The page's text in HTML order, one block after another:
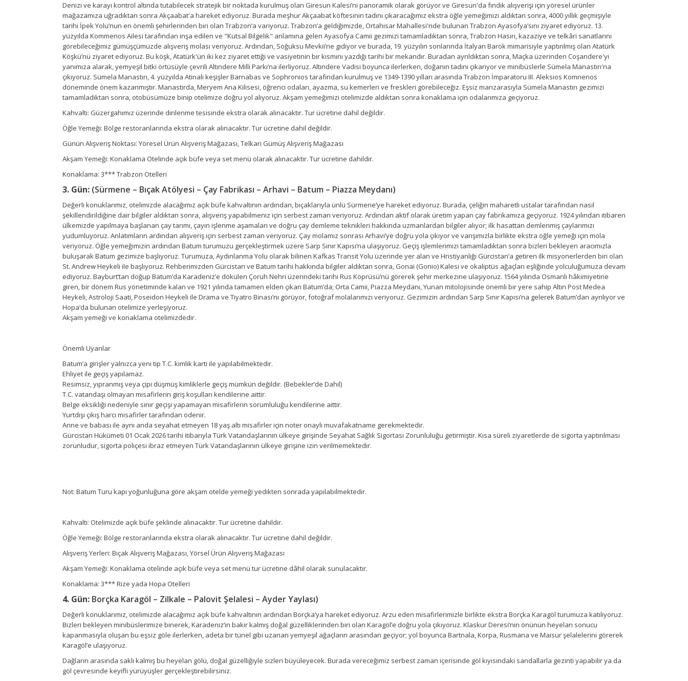
Denizi ve karayı kontrol altında tutabilecek stratejik bir noktada kurulmuş olan Giresun Kalesi’ni panoramik olarak görüyor ve Giresun'da fındık alışverişi için yöresel ürünler
mağazamıza uğradıktan sonra Akçaabat'a hareket ediyoruz. Burada meşhur Akçaabat köftesinin tadını çıkaracağımız ekstra öğle yemeğimizi aldıktan sonra, 4000 yıllık geçmişiyle
tarihi İpek Yolu’nun en önemli şehirlerinden biri olan Trabzon’a varıyoruz. Trabzon’a geldiğimizde, Ortahisar Mahallesi'nde bulunan Trabzon Ayasofya’sını ziyaret ediyoruz. 13.
yüzyılda Kommenos Ailesi tarafından inşa edilen ve "Kutsal Bilgelik" anlamına gelen Ayasofya Camii gezimizi tamamladıktan sonra, Trabzon Hasırı, kazaziye ve telkâri sanatlarını
görebileceğimiz gümüşçümüzde alışveriş molası veriyoruz. Ardından, Soğuksu Mevkii’ne gidiyor ve burada, 19. yüzyılın sonlarında İtalyan Barok mimarisiyle yaptırılmış olan Atatürk
Köşkü’nü ziyaret ediyoruz. Bu köşk, Atatürk'ün iki kez ziyaret ettiği ve vasiyetinin bir kısmını yazdığı tarihi bir mekandır. Buradan ayrıldıktan sonra, Maçka üzerinden Coşandere'yi
yanımıza alarak, yemyeşil bitki örtüsüyle çevrili Altındere Milli Parkı’na ilerliyoruz. Altındere Vadisi boyunca ilerlerken, doğanın tadını çıkarıyor ve minibüslerle Sümela Manastırı'na
çıkıyoruz. Sümela Manastırı, 4. yüzyılda Atinalı keşişler Barnabas ve Sophronios tarafından kurulmuş ve 1349-1390 yılları arasında Trabzon İmparatoru III. Aleksios Komnenos
döneminde önem kazanmıştır. Manastırda, Meryem Ana Kilisesi, öğrenci odaları, ayazma, su kemerleri ve freskleri görebileceğiz. Eşsiz manzarasıyla Sümela Manastırı gezimizi
tamamladıktan sonra, otobüsümüze binip otelimize doğru yol alıyoruz. Akşam yemeğimizi otelimizde aldıktan sonra konaklama için odalarımıza geçiyoruz.
Kahvaltı: Güzergahımız üzerinde dinlenme tesisinde ekstra olarak alınacaktır. Tur ücretine dahil değildir.
Öğle Yemeği: Bölge restoranlarında ekstra olarak alınacaktır. Tur ücretine dahil değildir.
Günün Alışveriş Noktası: Yöresel Ürün Alışveriş Mağazası, Telkari Gümüş Alışveriş Mağazası
Akşam Yemeği: Konaklama Otelinde açık büfe veya set menü olarak alınacaktır. Tur ücretine dahildir.
Konaklama: 3*** Trabzon Otelleri
3. Gün: (Sürmene – Bıçak Atölyesi – Çay Fabrikası – Arhavi – Batum – Piazza Meydanı)
Değerli konuklarımız, otelimizde alacağımız açık büfe kahvaltının ardından, bıçaklarıyla ünlü Sürmene’ye hareket ediyoruz. Burada, çeliğin maharetli ustalar tarafından nasıl
şekillendirildiğine dair bilgiler aldıktan sonra, alışveriş yapabilmeniz için serbest zaman veriyoruz. Ardından aktif olarak üretim yapan çay fabrikamıza geçiyoruz. 1924 yılından itibaren
ülkemizde yapılmaya başlanan çay tarımı, çayın işlenme aşamaları ve doğru çay demleme teknikleri hakkında uzmanlardan bilgiler alıyor; ilk hasattan demlenmiş çaylarımızı
yudumluyoruz. Anlatımların ardından alışveriş için serbest zaman veriyoruz. Çay molamız sonrası Arhavi’ye doğru yola çıkıyor ve varışımızla birlikte ekstra öğle yemeği için mola
veriyoruz. Öğle yemeğimizin ardından Batum turumuzu gerçekleştirmek üzere Sarp Sınır Kapısı’na ulaşıyoruz. Geçiş işlemlerimizi tamamladıktan sonra bizleri bekleyen aracımızla
buluşarak Batum gezimize başlıyoruz. Turumuza, Aydınlanma Yolu olarak bilinen Kafkas Transit Yolu üzerinde yer alan ve Hristiyanlığı Gürcistan’a getiren ilk misyonerlerden biri olan
St. Andrew Heykeli ile başlıyoruz. Rehberimizden Gürcistan ve Batum tarihi hakkında bilgiler aldıktan sonra, Gonai (Gonio) Kalesi ve okaliptüs ağaçları eşliğinde yolculuğumuza devam
ediyoruz. Bayburt’tan doğup Batum’da Karadeniz’e dökülen Çoruh Nehri üzerindeki tarihi Rus Köprüsü’nü görerek şehir merkezine ulaşıyoruz. 1564 yılında Osmanlı hâkimiyetine
giren, bir dönem Rus yönetiminde kalan ve 1921 yılında tamamen elden çıkan Batum’da; Orta Camii, Piazza Meydanı, Yunan mitolojisinde önemli bir yere sahip Altın Post Medea
Heykeli, Astroloji Saati, Poseidon Heykeli ile Drama ve Tiyatro Binası’nı görüyor, fotoğraf molalarımızı veriyoruz. Gezimizin ardından Sarp Sınır Kapısı’na gelerek Batum’dan ayrılıyor ve
Hopa’da bulunan otelimize yerleşiyoruz.
Akşam yemeği ve konaklama otelimizdedir.
Önemli Uyarılar
Batum’a girişler yalnızca yeni tip T.C. kimlik kartı ile yapılabilmektedir.
Ehliyet ile geçiş yapılamaz.
Resimsiz, yıpranmış veya çipi düşmüş kimliklerle geçiş mümkün değildir. (Bebekler’de Dahil)
T.C. vatandaşı olmayan misafirlerin giriş koşulları kendilerine aittir.
Belge eksikliği nedeniyle sınır geçişi yapamayan misafirlerin sorumluluğu kendilerine aittir.
Yurtdışı çıkış harcı misafirler tarafından ödenir.
Anne ve babası ile aynı anda seyahat etmeyen 18 yaş altı misafirler için noter onaylı muvafakatname gerekmektedir.
Gürcistan Hükümeti 01 Ocak 2026 tarihi itibarıyla Türk Vatandaşlarının ülkeye girişinde Seyahat Sağlık Sigortası Zorunluluğu getirmiştir. Kısa süreli ziyaretlerde de sigorta yaptırılması
zorunludur, sigorta poliçesi ibraz etmeyen Türk Vatandaşlarının ülkeye girişine izin verilmemektedir.
Not: Batum Turu kapı yoğunluğuna göre akşam otelde yemeği yedikten sonrada yapılabilmektedir.
Kahvaltı: Otelimizde açık büfe şeklinde alınacaktır. Tur ücretine dahildir.
Öğle Yemeği: Bölge restoranlarında ekstra olarak alınacaktır. Tur ücretine dahil değildir.
Alışveriş Yerleri: Bıçak Alışveriş Mağazası, Yörsel Ürün Alışveriş Mağazası
Akşam Yemeği: Konaklama otelinde açık büfe veya set menü tur ücretine dâhil olarak sunulacaktır.
Konaklama: 3*** Rize yada Hopa Otelleri
4. Gün: Borçka Karagöl – Zilkale – Palovit Şelalesi – Ayder Yaylası)
Değerli konuklarımız, otelimizde alacağımız açık büfe kahvaltının ardından Borçka’ya hareket ediyoruz. Arzu eden misafirlerimizle birlikte ekstra Borçka Karagöl turumuza katılıyoruz.
Bizleri bekleyen minibüslerimize binerek, Karadeniz’in bakir kalmış doğal güzelliklerinden biri olan Karagöl’e doğru yola çıkıyoruz. Klaskur Deresi’nin önünün heyelan sonucu
kapanmasıyla oluşan bu eşsiz göle ilerlerken, adeta bir tünel gibi uzanan yemyeşil ağaçların arasından geçiyor; yol boyunca Bartnala, Korpa, Rusmana ve Maisur şelalelerini görerek
Karagöl’e ulaşıyoruz.
Dağların arasında saklı kalmış bu heyelan gölü, doğal güzelliğiyle sizleri büyüleyecek. Burada vereceğimiz serbest zaman içerisinde göl kıyısındaki sandallarla gezinti yapabilir ya da
göl çevresinde keyifli yürüyüşler gerçekleştirebilirsiniz.